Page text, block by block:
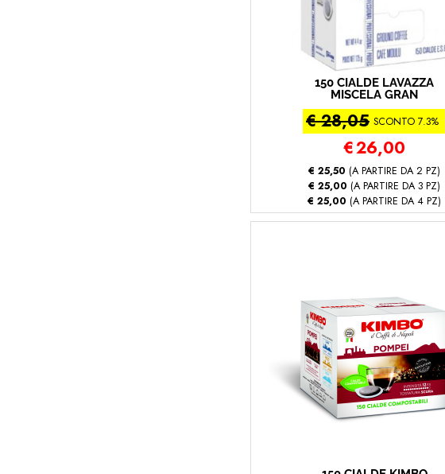
150 CIALDE LAVAZZA
MISCELA GRAN
ESPRESSO INTENSO (150
- Gran Espresso Intenso)
€ 28,05 SCONTO 7.3%
€26,00
€ 25,50 (A PARTIRE DA 2 PZ)
€ 25,00 (A PARTIRE DA 3 PZ)
€ 25,00 (A PARTIRE DA 4 PZ)